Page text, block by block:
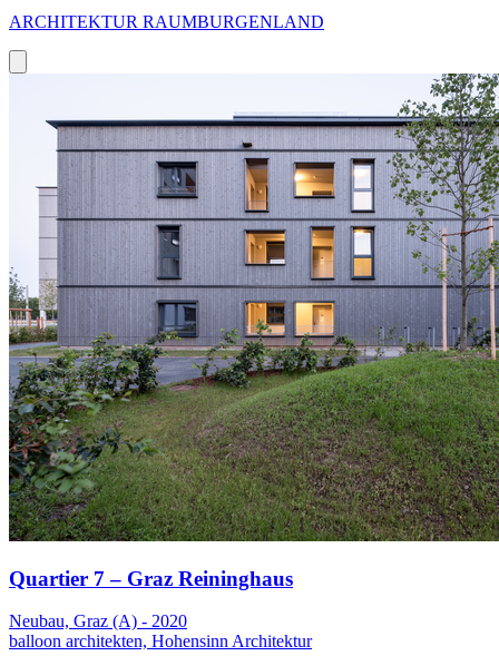
ARCHITEKTUR RAUMBURGENLAND
Quartier 7 – Graz Reininghaus
Neubau, Graz (A) - 2020
balloon architekten, Hohensinn Architektur